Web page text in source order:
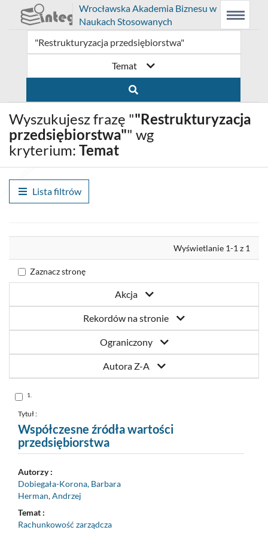
Menu
główne
Wyszukiwarka
Treść
główna
Prolib
Integro
-
główna
Wrocławska Akademia Biznesu w
Naukach Stosowanych
Menu
Temat
Wyszukujesz frazę ""Restrukturyzacja
przedsiębiorstwa"" wg
kryterium: Temat
Lista filtrów
Wyświetlanie 1-1 z 1
Zaznacz stronę
Akcja
Rekordów na stronie
Ograniczony
Autora Z-A
Skocz
do
nr
1
1.
Tytuł :
Współczesne źródła wartości
przedsiębiorstwa
Autorzy :
Dobiegała-Korona, Barbara
Herman, Andrzej
Temat :
Rachunkowość zarządcza